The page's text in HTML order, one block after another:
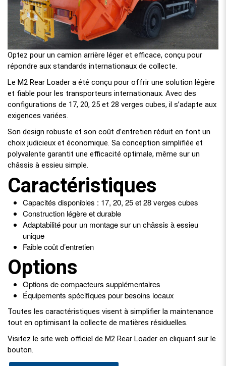
Optez pour un camion arrière léger et efficace, conçu pour
répondre aux standards internationaux de collecte.
Le M2 Rear Loader a été conçu pour offrir une solution légère
et fiable pour les transporteurs internationaux. Avec des
configurations de 17, 20, 25 et 28 verges cubes, il s’adapte aux
exigences variées.
Son design robuste et son coût d’entretien réduit en font un
choix judicieux et économique. Sa conception simplifiée et
polyvalente garantit une efficacité optimale, même sur un
châssis à essieu simple.
Caractéristiques
Capacités disponibles : 17, 20, 25 et 28 verges cubes
Construction légère et durable
Adaptabilité pour un montage sur un châssis à essieu
unique
Faible coût d’entretien
Options
Options de compacteurs supplémentaires
Équipements spécifiques pour besoins locaux
Toutes les caractéristiques visent à simplifier la maintenance
tout en optimisant la collecte de matières résiduelles.
Visitez le site web officiel de M2 Rear Loader en cliquant sur le
bouton.